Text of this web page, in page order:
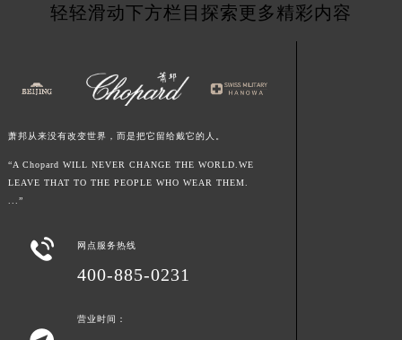
轻轻滑动下方栏目探索更多精彩内容
萧邦从来没有改变世界，而是把它留给戴它的人。
“A Chopard WILL NEVER CHANGE THE WORLD.WE
LEAVE THAT TO THE PEOPLE WHO WEAR THEM.
...”
 网点服务热线
400-885-0231
营业时间：